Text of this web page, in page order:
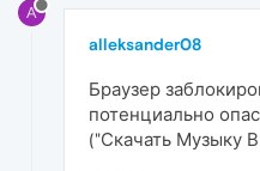
A
alleksander08
Браузер
потенциально
("Скачать Музыку